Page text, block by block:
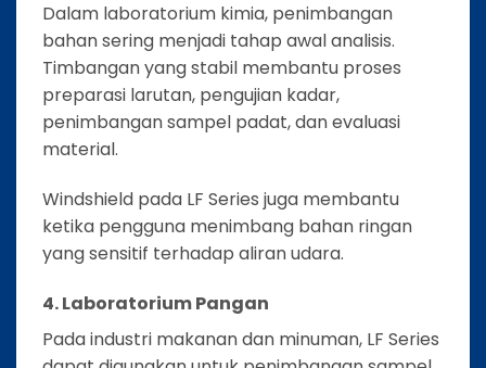
Dalam laboratorium kimia, penimbangan
bahan sering menjadi tahap awal analisis.
Timbangan yang stabil membantu proses
preparasi larutan, pengujian kadar,
penimbangan sampel padat, dan evaluasi
material.
Windshield pada LF Series juga membantu
ketika pengguna menimbang bahan ringan
yang sensitif terhadap aliran udara.
4. Laboratorium Pangan
Pada industri makanan dan minuman, LF Series